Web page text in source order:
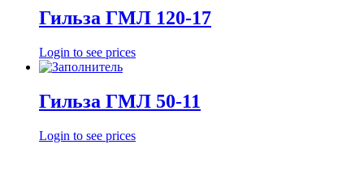
Гильза ГМЛ 120-17
Login to see prices
Гильза ГМЛ 50-11
Login to see prices